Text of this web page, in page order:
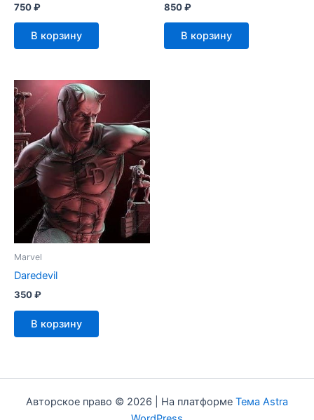
750₽
В корзину
850₽
В корзину
Marvel
Daredevil
350₽
В корзину
Авторское право © 2026 | На платформе Тема Astra